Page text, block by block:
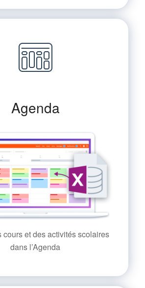
Agenda
cours et des activités scolaires
dans l’Agenda